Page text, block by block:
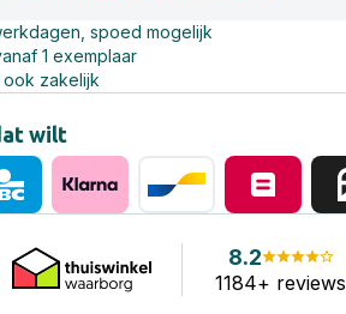
spoed mogelijk
1 exemplaar
ook zakelijk
wilt
8.2
1184+ reviews